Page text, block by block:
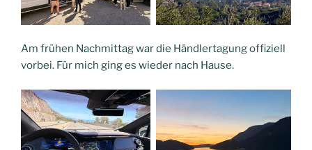
Am frühen Nachmittag war die Händlertagung offiziell
vorbei. Für mich ging es wieder nach Hause.